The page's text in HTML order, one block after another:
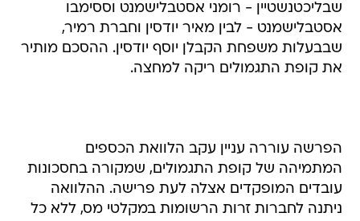
שבליכטנשטיין - רומני אסטבלישמנט וססימבו
אסטבלישמנט - לבין מאיר יודסין וחברת רמיר,
שבבעלות משפחת הקבלן יוסף יודסין. ההסכם מותיר
את קופת התגמולים ריקה למחצה.
הפרשה עוררה עניין עקב הלוואת הכספים
המתמיהה של קופת התגמולים, שמקורה בחסכונות
עובדים המופקדים אצלה לעת פרישה. ההלוואה
ניתנה לחברות זרות הרשומות במקלטי מס, ללא כל